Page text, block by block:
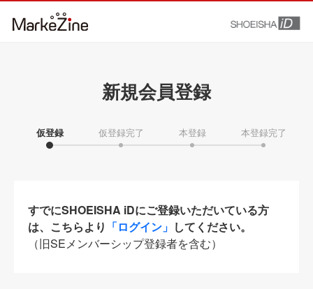
新規会員登録
仮登録 仮登録完了 本登録 本登録完了
すでにSHOEISHA iDにご登録いただいている方
は、こちらより 「ログイン」 してください。
（旧SEメンバーシップ登録者を含む）